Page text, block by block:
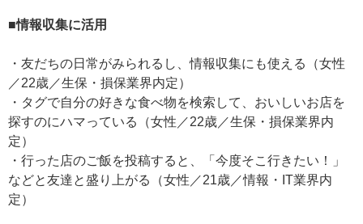
■情報収集に活用
・友だちの日常がみられるし、情報収集にも使える（女性
／22歳／生保・損保業界内定）
・タグで自分の好きな食べ物を検索して、おいしいお店を
探すのにハマっている（女性／22歳／生保・損保業界内
定）
・行った店のご飯を投稿すると、「今度そこ行きたい！」
などと友達と盛り上がる（女性／21歳／情報・IT業界内
定）